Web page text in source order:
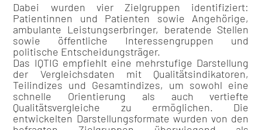
Dabei wurden vier Zielgruppen identifiziert:
Patientinnen und Patienten sowie Angehörige,
ambulante Leistungserbringer, beratende Stellen
sowie öffentliche Interessengruppen und
politische Entscheidungsträger.
Das IQTIG empfiehlt eine mehrstufige Darstellung
der Vergleichsdaten mit Qualitätsindikatoren,
Teilindizes und Gesamtindizes, um sowohl eine
schnelle Orientierung als auch vertiefte
Qualitätsvergleiche zu ermöglichen. Die
entwickelten Darstellungsformate wurden von den